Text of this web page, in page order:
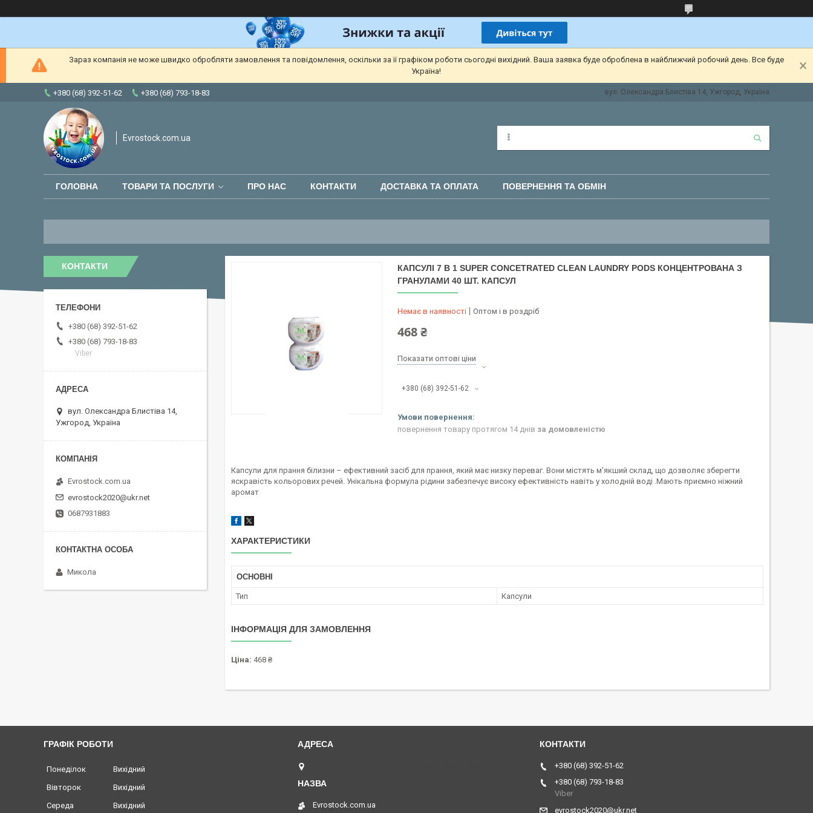
Зараз компанія не може швидко обробляти замовлення та повідомлення, оскільки за її графіком роботи сьогодні вихідний. Ваша заявка буде оброблена в найближчий робочий день. Все буде
Україна!
+380 (68) 392-51-62 +380 (68) 793-18-83 вул. Олександра Блистіва 14, Ужгород, Україна
Evrostock.com.ua
ГОЛОВНА ТОВАРИ ТА ПОСЛУГИ ПРО НАС КОНТАКТИ ДОСТАВКА ТА ОПЛАТА ПОВЕРНЕННЯ ТА ОБМІН
КАПСУЛІ 7 В 1 SUPER CONCETRATED CLEAN LAUNDRY PODS КОНЦЕНТРОВАНА З
ГРАНУЛАМИ 40 ШТ. КАПСУЛ
Немає в наявності Оптом і в роздріб
468 ₴
Показати оптові ціни
+380 (68) 392-51-62
повернення товару протягом 14 днів за домовленістю
Капсули для прання білизни – ефективний засіб для прання, який має низку переваг. Вони містять м'якший склад, що дозволяє зберегти
яскравість кольорових речей. Унікальна формула рідини забезпечує високу ефективність навіть у холодній воді .Мають приємно ніжний
аромат
ХАРАКТЕРИСТИКИ
ОСНОВНІ
Тип Капсули
ІНФОРМАЦІЯ ДЛЯ ЗАМОВЛЕННЯ
Ціна: 468 ₴
КОНТАКТИ
+380 (68) 392-51-62
+380 (68) 793-18-83
Viber
вул. Олександра Блистіва 14,
Ужгород, Україна
Evrostock.com.ua
evrostock2020@ukr.net
0687931883
Микола
ГРАФІК РОБОТИ
Понеділок
Вихідний
Вівторок
Вихідний
Середа
Вихідний Evrostock.com.ua
+380 (68) 392-51-62
+380 (68) 793-18-83
Viber
evrostock2020@ukr.net